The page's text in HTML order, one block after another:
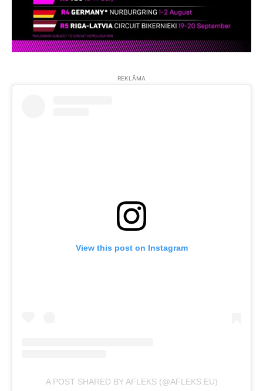
REKLĀMA
View this post on Instagram
A POST SHARED BY AFLEKS (@AFLEKS.EU)